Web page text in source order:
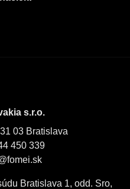
s.r.o.
03 Bratislava
450 339
Bratislava 1, odd. Sro,